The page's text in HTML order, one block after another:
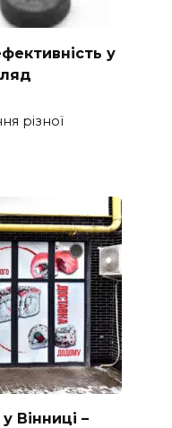
у
різної
Вінниці –